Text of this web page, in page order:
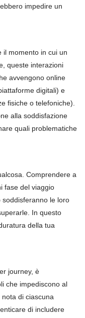
impedire un
il momento in cui un
queste interazioni
avvengono online
digitali) e
fisiche o telefoniche).
alla soddisfazione
quali problematiche
Comprendere a
fase del viaggio
le loro
In questo
della tua
journey, è
che impediscono al
di ciascuna
di includere